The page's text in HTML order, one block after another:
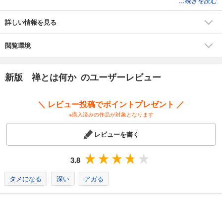
第二回 仏教における禅の位置
第二講 宗教経験の諸型
第三講 宗教としての仏教
解説 末木文美士
詳しい情報を見る
閲覧環境
新版 禅とは何か のユーザーレビュー
＼ レビュー投稿でポイントプレゼント ／
※購入済みの作品が対象となります
レビューを書く
3.8
タメになる 深い アガる